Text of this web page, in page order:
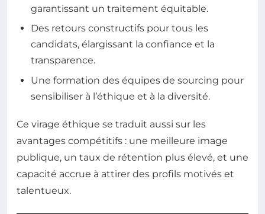
garantissant un traitement équitable.
Des retours constructifs pour tous les
candidats, élargissant la confiance et la
transparence.
Une formation des équipes de sourcing pour
sensibiliser à l’éthique et à la diversité.
Ce virage éthique se traduit aussi sur les
avantages compétitifs : une meilleure image
publique, un taux de rétention plus élevé, et une
capacité accrue à attirer des profils motivés et
talentueux.